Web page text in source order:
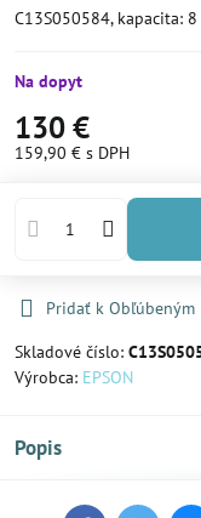
C13S050584, kapacita:
Na dopyt
130 €
159,90 € s DPH
Pridať k Obľúbeným
Skladové číslo:
Výrobca: EPSON
Popis